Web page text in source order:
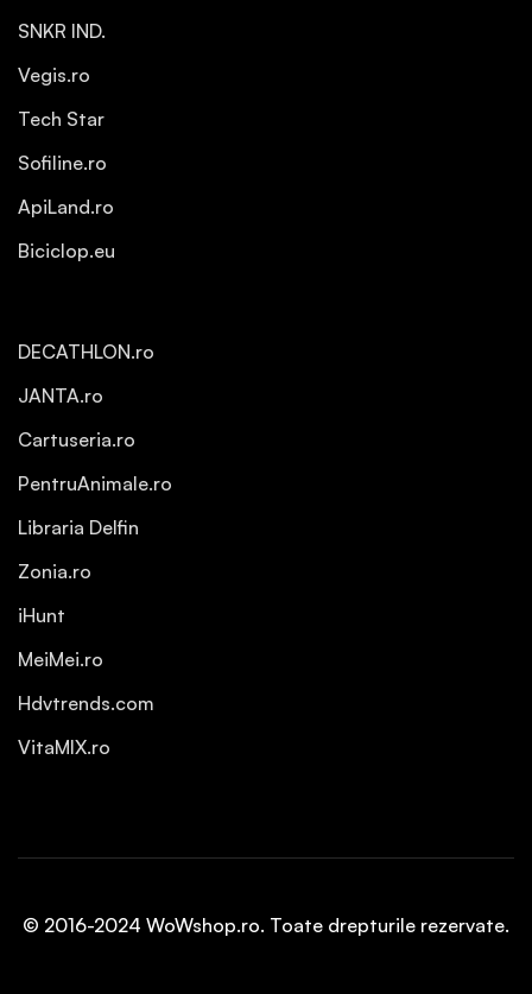
SNKR IND.
Vegis.ro
Tech Star
Sofiline.ro
ApiLand.ro
Biciclop.eu
DECATHLON.ro
JANTA.ro
Cartuseria.ro
PentruAnimale.ro
Libraria Delfin
Zonia.ro
iHunt
MeiMei.ro
Hdvtrends.com
VitaMIX.ro
© 2016-2024 WoWshop.ro. Toate drepturile rezervate.